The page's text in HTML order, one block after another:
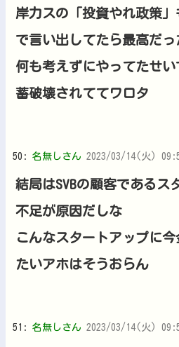
岸力スの「投資やれ政策
で言い出してたら最高だっ
何も考えずにやってたせ
蓄破壊されててワロタ
50: 名無しさん 2023/03/14(火)
結局はSVBの顧客であるス
不足が原因だしな
こんなスタートアップに
たいアホはそうおらん
51: 名無しさん 2023/03/14(火)